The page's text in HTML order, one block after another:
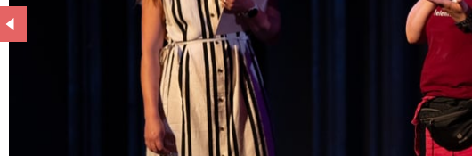
Przejdź do poprzedniego zdjęcia.